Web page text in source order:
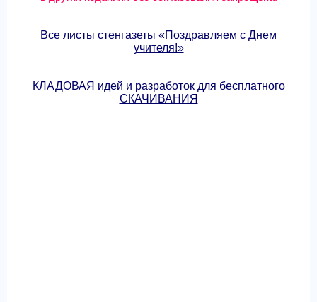
Все листы стенгазеты «Поздравляем с Днем
учителя!»
КЛАДОВАЯ идей и разработок для бесплатного
СКАЧИВАНИЯ